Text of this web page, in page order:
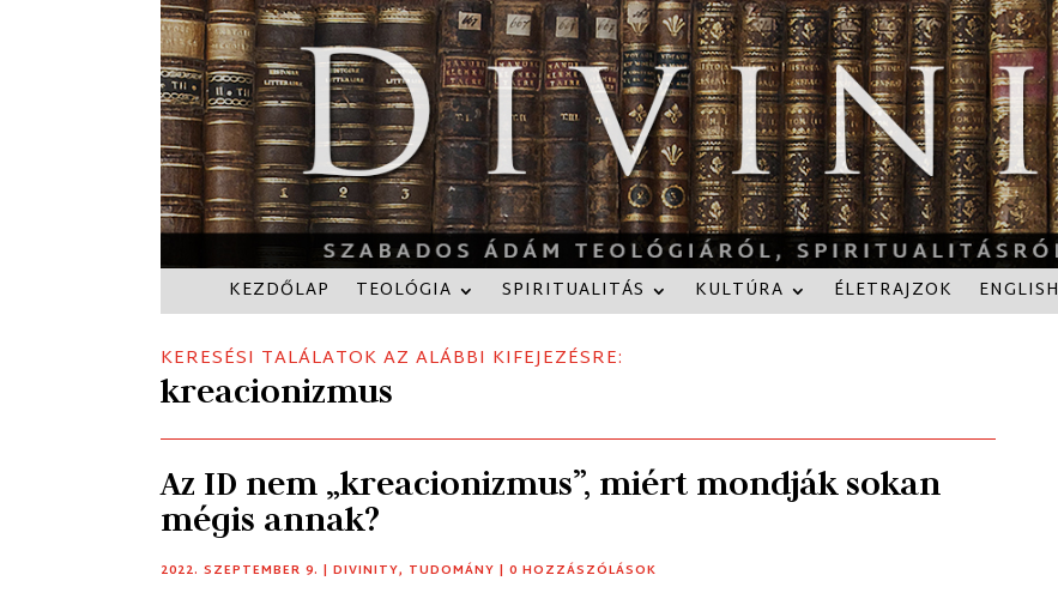
KEZDŐLAP TEOLÓGIA SPIRITUALITÁS KULTÚRA ÉLETRAJZOK ENGLISH
KERESÉSI TALÁLATOK AZ ALÁBBI KIFEJEZÉSRE:
kreacionizmus
Az ID nem „kreacionizmus”, miért mondják sokan
mégis annak?
2022. SZEPTEMBER 9. |DIVINITY, TUDOMÁNY | 0 HOZZÁSZÓLÁSOK